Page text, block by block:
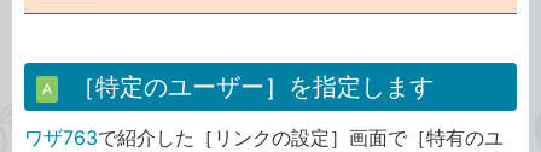
A ［特定のユーザー］を指定します
ワザ763で紹介した［リンクの設定］画面で［特有のユ